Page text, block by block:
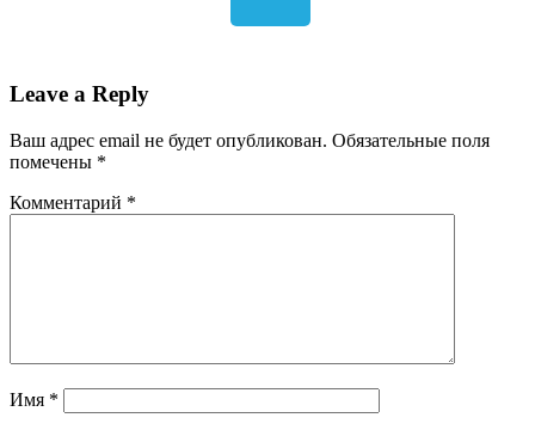
Leave a Reply
Ваш адрес email не будет опубликован. Обязательные поля
помечены *
Комментарий *
Имя *